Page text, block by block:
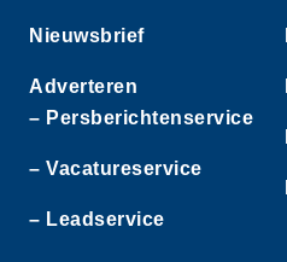
Nieuwsbrief
Adverteren
– Persberichtenservice
– Vacatureservice
– Leadservice